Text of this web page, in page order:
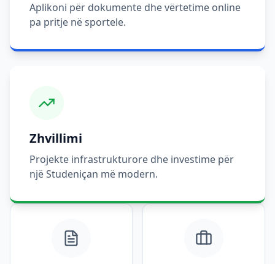
Aplikoni për dokumente dhe vërtetime online
pa pritje në sportele.
Zhvillimi
Projekte infrastrukturore dhe investime për
një Studeniçan më modern.